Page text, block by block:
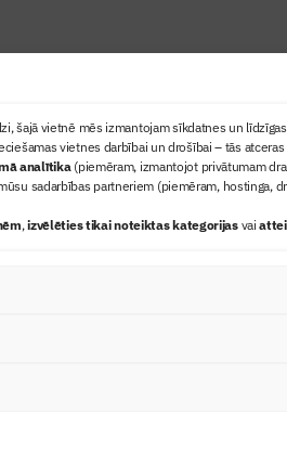
šajā vietnē mēs izmantojam sīkdatnes un
vietnes darbībai un drošībai – tās
analītika(piemēram, izmantojot privātumam
sadarbības partneriem (piemēram, hostinga,
,izvēlēties tikai noteiktas kategorijasvai